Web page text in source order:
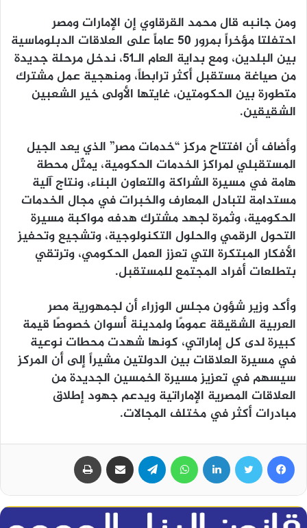
ومن جانبه قال محمد القرقاوي إن الإمارات ومصر
احتفلتا مؤخراً بمرور 50 عاماً على العلاقات الدبلوماسية
بين البلدين، ومع بداية العام الـ51، ندخل مرحلة جديدة
من صياغة مستقبل أكثر ترابطاً، ومنهجية عمل مشترك
متطورة بين الحكومتين، غايتها الأولى خير الشعبين
الشقيقين.
وأضاف أن افتتاح مركز “خدمات مصر” الذي يعد الجيل
المستقبلي لمراكز الخدمات الحكومية، يمثّل محطة
هامة في مسيرة الشراكة والتعاون البناء، ونتاج آلية
مستدامة لتبادل المعارف والخبرات في مجال الخدمات
الحكومية، وثمرة لجهد مشترك هدفه مواكبة مسيرة
التحول الرقمي والحلول التكنولوجية، وتشجيع وتحفيز
الأفكار المبتكرة التي تعزز العمل الحكومي، وترتقي
بتطلعات أفراد المجتمع للمستقبل.
وأكد وزير شؤون مجلس الوزراء أن لجمهورية مصر
العربية الشقيقة عمومًا ولمدينة أسوان خصوصًا قيمة
كبيرة لدى كل إماراتي، كونها شهدت محطات نوعية
في مسيرة العلاقات بين الدولتين مشيراً إلى أن المركز
سيسهم في تعزيز مسيرة الخمسين الجديدة من
العلاقات المصرية الإماراتية ويدعم جهود إطلاق
مبادرات أكثر في مختلف المجالات.